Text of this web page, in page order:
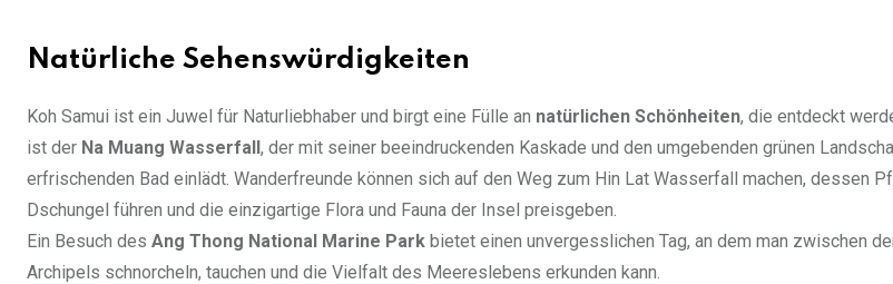
Natürliche Sehenswürdigkeiten
Koh Samui ist ein Juwel für Naturliebhaber und birgt eine Fülle an natürlichen Schönheiten, die entdeckt
ist der Na Muang Wasserfall, der mit seiner beeindruckenden Kaskade und den umgebenden grünen
erfrischenden Bad einlädt. Wanderfreunde können sich auf den Weg zum Hin Lat Wasserfall machen, dessen
Dschungel führen und die einzigartige Flora und Fauna der Insel preisgeben.
Ein Besuch des Ang Thong National Marine Park bietet einen unvergesslichen Tag, an dem man zwischen
Archipels schnorcheln, tauchen und die Vielfalt des Meereslebens erkunden kann.